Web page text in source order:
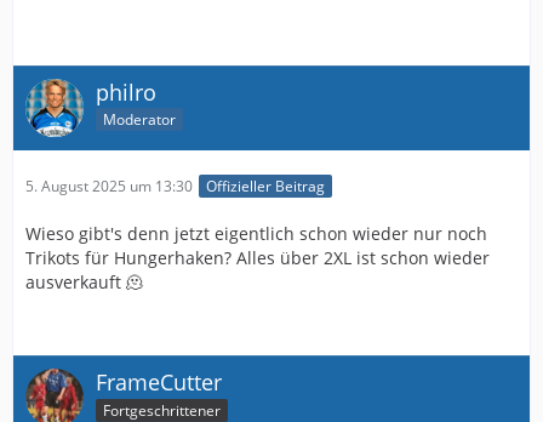
philro
Moderator
5. August 2025 um 13:30 Offizieller Beitrag
Wieso gibt's denn jetzt eigentlich schon wieder nur noch
Trikots für Hungerhaken? Alles über 2XL ist schon wieder
ausverkauft 🫠
FrameCutter
Fortgeschrittener